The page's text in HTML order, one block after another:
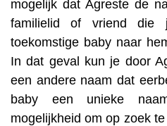
mogelijk dat Agreste de
familielid of vriend
toekomstige baby naar
In dat geval kun je door
een andere naam dat
baby een unieke
mogelijkheid om op zoek